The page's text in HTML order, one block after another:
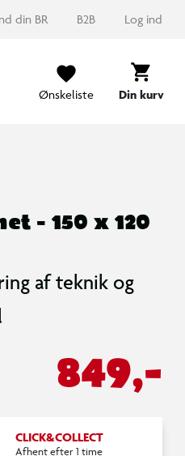
din BR B2B Log ind
Ønskeliste Din kurv
- 150 x 120
af teknik og
849,-
CLICK&COLLECT
Afhent efter 1 time